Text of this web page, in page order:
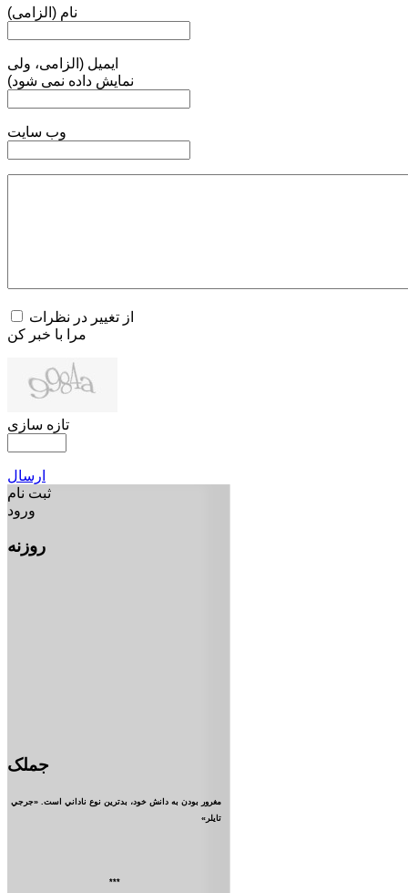
نام (الزامی)
ایمیل (الزامی، ولی
نمایش داده نمی شود)
وب سایت
از تغییر در نظرات
مرا با خبر کن
تازه سازی
ارسال
ثبت نام
ورود
روزنه
جملک
مغرور بودن به دانش خود، بدترين نوع ناداني است. «جرجي
تايلر»
***